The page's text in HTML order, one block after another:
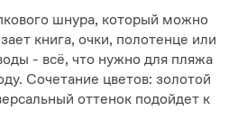
шнура, который можно
книга, очки, полотенце или
- всё, что нужно для пляжа
Сочетание цветов: золотой
оттенок подойдет к